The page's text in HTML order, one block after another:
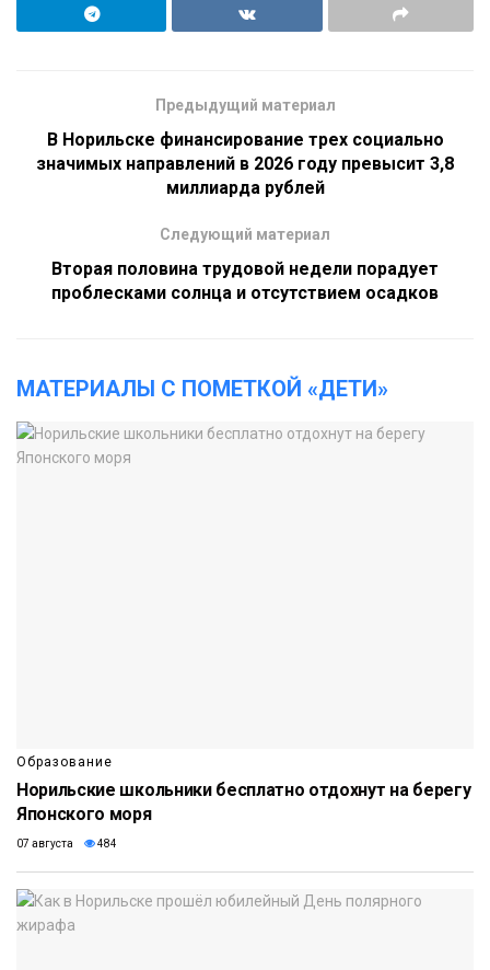
Предыдущий материал
В Норильске финансирование трех социально
значимых направлений в 2026 году превысит 3,8
миллиарда рублей
Следующий материал
Вторая половина трудовой недели порадует
проблесками солнца и отсутствием осадков
МАТЕРИАЛЫ С ПОМЕТКОЙ «ДЕТИ»
Образование
Норильские школьники бесплатно отдохнут на берегу
Японского моря
07 августа 484